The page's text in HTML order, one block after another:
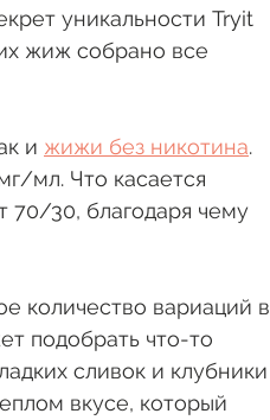
уникальности Tryit
жиж собрано все
и жижи без никотина.
мл. Что касается
70/30, благодаря чему
количество вариаций в
подобрать что-то
сливок и клубники
вкусе, который